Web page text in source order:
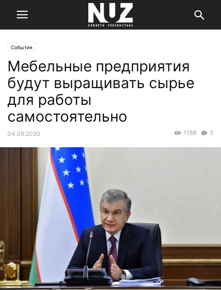
События
Мебельные предприятия
будут выращивать сырье
для работы
самостоятельно
04.09.2020 3
1188